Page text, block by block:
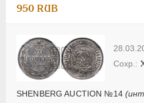
950 RUB
SHENBERG AUCTION №14